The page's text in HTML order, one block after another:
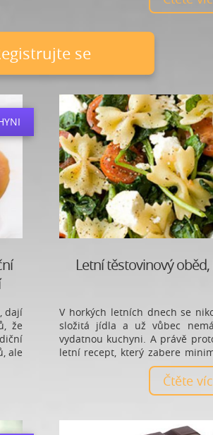
registrujte se
dají
že
ale
Letní těstovinový
V horkých letních dnech se
složitá jídla a už vůbec
vydatnou kuchyni. A právě
letní recept, který zabere
po něm cítit svěží a vitální.
Čtěte